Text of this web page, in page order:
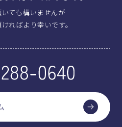
ても構いませんが
ればより幸いです。